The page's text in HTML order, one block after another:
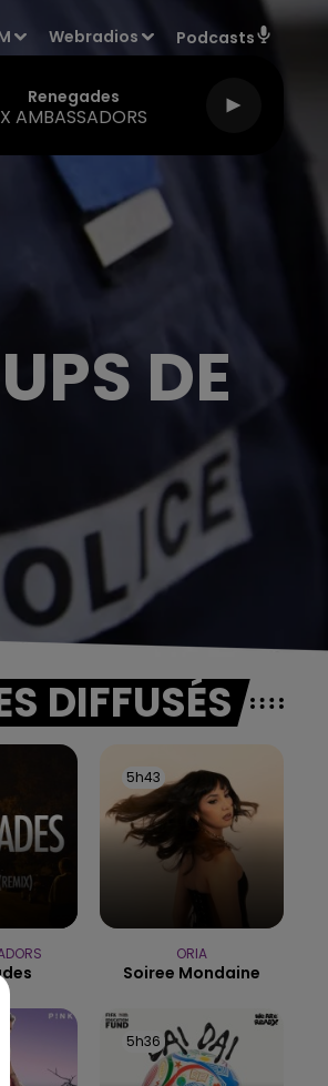
Webradios Podcasts
Renegades
X AMBASSADORS
DE
DIFFUSÉS
5h43
5h43
ORIA
Soiree Mondaine
5h36
5h36